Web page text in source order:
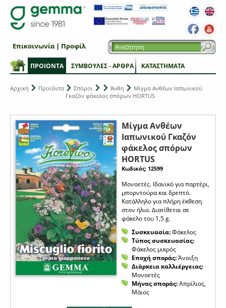
ΠΡΟΙΟΝΤΑ ΣΥΜΒΟΥΛΕΣ - ΑΡΘΡΑ ΚΑΤΑΣΤΗΜΑΤΑ
Επικοινωνία| Προφίλ
Αρχική Προϊόντα Σπόροι Άνθη
Μίγμα Ανθέων Ιαπωνικού
Γκαζόν φάκελος σπόρων HORTUS
Μίγμα Ανθέων
Ιαπωνικού Γκαζόν
φάκελος σπόρων
HORTUS
Κωδικός: 12599
Μονοετές. Ιδανικό για παρτέρι,
μπορντούρα και δρεπτό.
Κατάλληλο για πλήρη έκθεση
στον ήλιο. Διατίθεται σε
φάκελο του 1,5 g.
Συσκευασία:Φάκελος
Τύπος συσκευασίας:
Φάκελος μικρός
Εποχή σποράς:Άνοιξη
Διάρκεια καλλιέργειας:
Μονοετές
Μήνας σποράς:Απρίλιος,
Μάιος